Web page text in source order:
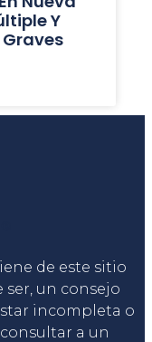
Y
de este sitio
un consejo
incompleta o
a un